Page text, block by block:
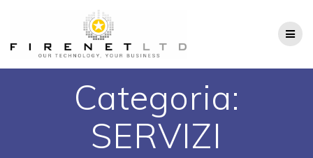
Categoria:
SERVIZI